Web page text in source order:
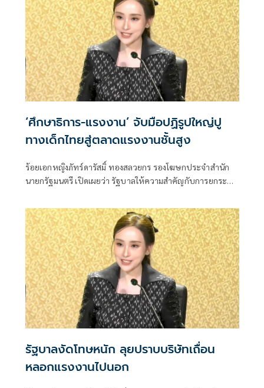
‘ศึกษาธิการ-แรงงาน’ จับมือปฏิรูปใหญ่ปู
ทางเด็กไทยสู่ตลาดแรงงานชั้นสูง
ร้อยเอกหญิงภัทร์ดารัสมิ์ ทองสลวยกร รองโฆษกประจำสำนัก
นายกรัฐมนตรี เปิดเผยว่า รัฐบาลให้ความสำคัญกับการยกระดับ
รัฐบาลงัดโทษหนัก ลุยปราบบริษัทเถื่อน
หลอกแรงงานไปนอก